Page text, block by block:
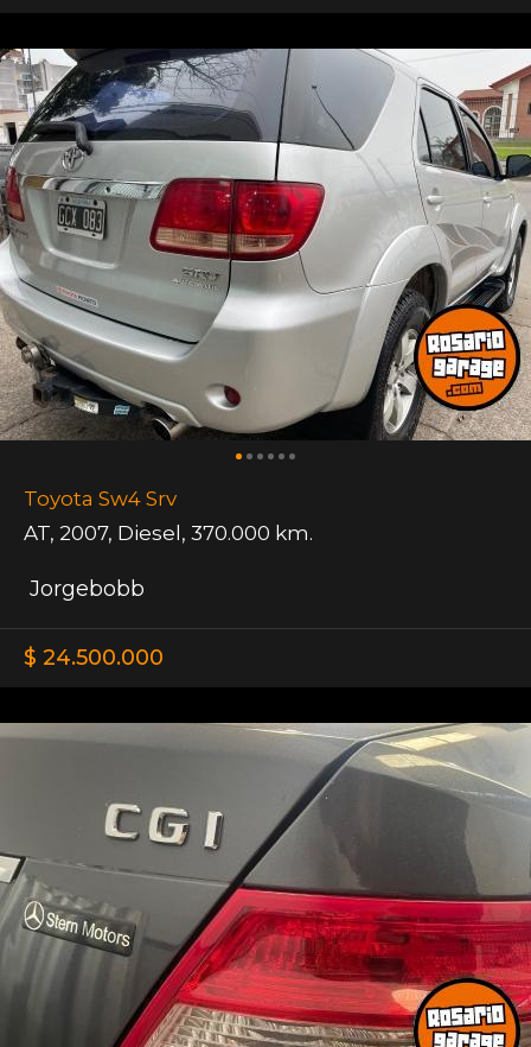
Toyota Sw4 Srv
AT, 2007, Diesel, 370.000 km.
Jorgebobb
$ 24.500.000